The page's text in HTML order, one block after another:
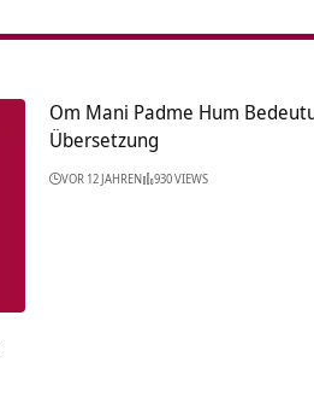
Om Mani Padme Hum
Übersetzung
VOR 12 JAHREN 930 VIEWS